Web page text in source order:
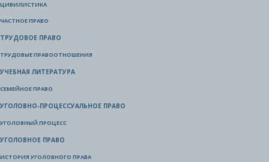
ЦИВИЛИСТИКА
ЧАСТНОЕ ПРАВО
ТРУДОВОЕ ПРАВО
ТРУДОВЫЕ ПРАВООТНОШЕНИЯ
УЧЕБНАЯ ЛИТЕРАТУРА
СЕМЕЙНОЕ ПРАВО
УГОЛОВНО-ПРОЦЕССУАЛЬНОЕ ПРАВО
УГОЛОВНЫЙ ПРОЦЕСС
УГОЛОВНОЕ ПРАВО
ИСТОРИЯ УГОЛОВНОГО ПРАВА